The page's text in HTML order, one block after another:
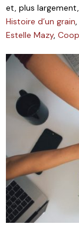
et, plus
Histoire d’un grain,
Estelle Mazy,